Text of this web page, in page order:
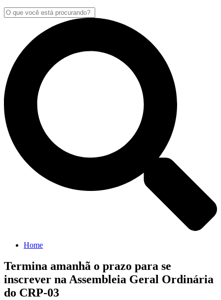
Home
Termina amanhã o prazo para se
inscrever na Assembleia Geral Ordinária
do CRP-03